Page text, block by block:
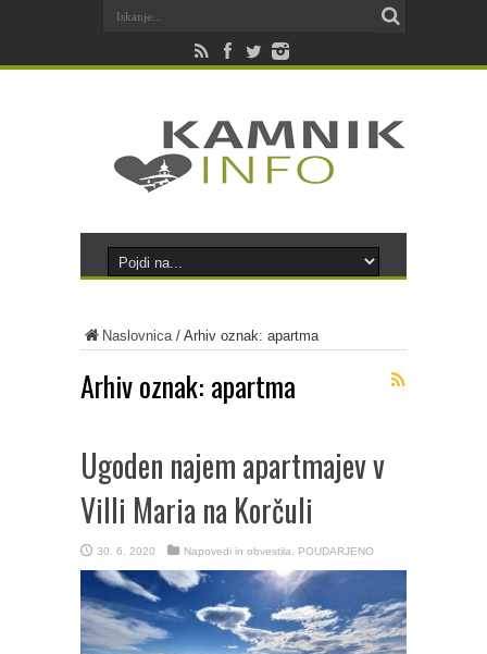
Naslovnica/ Arhiv oznak: apartma
Arhiv oznak: apartma
Ugoden najem apartmajev v
Villi Maria na Korčuli
30. 6. 2020 Napovedi in obvestila POUDARJENO